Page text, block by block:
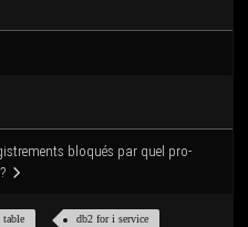
blo­qués par quel pro­
table db2 for i service